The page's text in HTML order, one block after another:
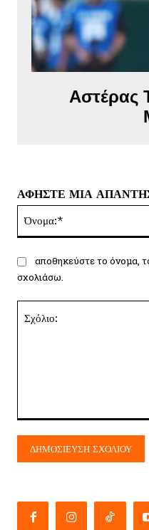
Αστέρας
ΑΦΗΣΤΕ ΜΙΑ
αποθηκεύστε το όνομα,
σχολιάσω.